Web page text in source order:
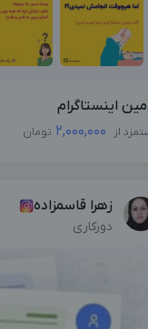
اینستاگرام
از 2,000,000 تومان
زهرا قاسمزاده
دورکاری